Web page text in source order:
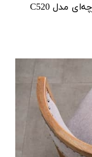
صندلی چوب گردو با روکش پارچه‌ای مدل C520